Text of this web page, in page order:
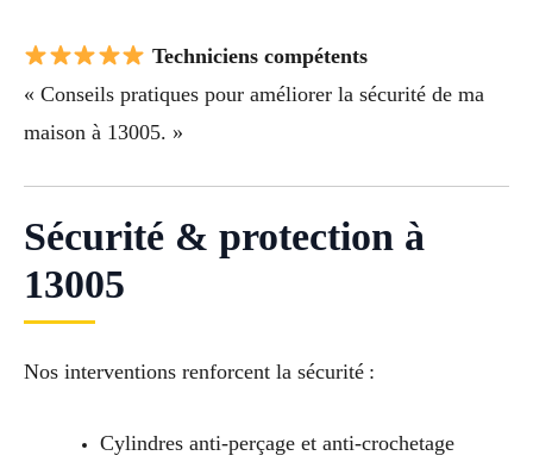
Techniciens compétents
« Conseils pratiques pour améliorer la sécurité de ma
maison à 13005. »
Sécurité & protection à
13005
Nos interventions renforcent la sécurité :
Cylindres anti-perçage et anti-crochetage